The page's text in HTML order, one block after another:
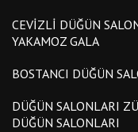
CEVIZLI DÜĞÜN
YAKAMOZ GALA
BOSTANCI DÜĞÜN
DÜĞÜN SALONLARI
DÜĞÜN SALONLARI